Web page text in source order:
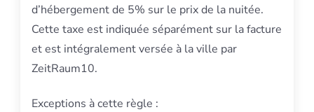
d’hébergement de 5% sur le prix de la nuitée.
Cette taxe est indiquée séparément sur la facture
et est intégralement versée à la ville par
ZeitRaum10.
Exceptions à cette règle :